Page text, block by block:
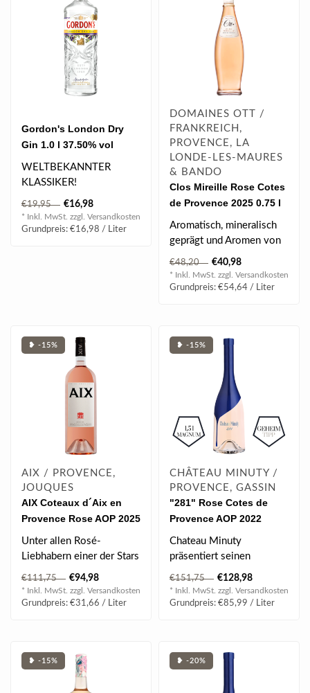
Gordon's London Dry
Gin 1.0 l 37.50% vol
WELTBEKANNTER
KLASSIKER!
Vom Schotten Alexander
Gordon 1769 in London
gegründe..
€19,95 €16,98
* Inkl. MwSt. zzgl. Versandkosten
Grundpreis: €16,98 / Liter
DOMAINES OTT /
FRANKREICH,
PROVENCE, LA
LONDE-LES-MAURES
& BANDO
Clos Mireille Rose Cotes
de Provence 2025 0.75 l
Aromatisch, mineralisch
geprägt und Aromen von
Walderdbeeren, Zitrus &
Kardamon..
€48,20 €40,98
* Inkl. MwSt. zzgl. Versandkosten
Grundpreis: €54,64 / Liter
❥ -15%
AIX / PROVENCE,
JOUQUES
AIX Coteaux d´Aix en
Provence Rose AOP 2025
Jeroboam 3.00 l
Unter allen Rosé-
Liebhabern einer der Stars
aus der Provence. Ein
strahlendes L..
€111,75 €94,98
* Inkl. MwSt. zzgl. Versandkosten
Grundpreis: €31,66 / Liter
❥ -15%
CHÂTEAU MINUTY /
PROVENCE, GASSIN
"281" Rose Cotes de
Provence AOP 2022
Magnum 1.50 l
Chateau Minuty
präsentiert seinen
aufregend neuen Rosé
und absoluten Eyecatche..
€151,75 €128,98
* Inkl. MwSt. zzgl. Versandkosten
Grundpreis: €85,99 / Liter
❥ -15% ❥ -20%